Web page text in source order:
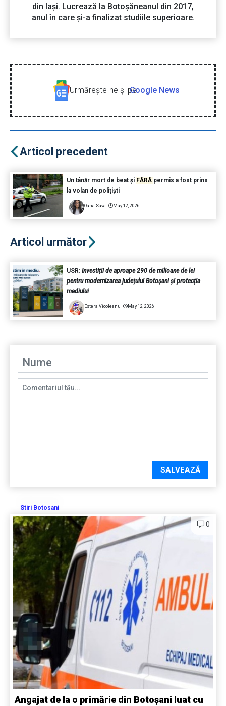
din Iași. Lucrează la Botoșăneanul din 2017,
anul în care și-a finalizat studiile superioare.
Urmăreşte-ne şi peGoogle News
Articol precedent
Un tânăr mort de beat și FĂRĂ permis a fost prins
la volan de polițiști
Oana Sava May 12, 2026
Articol următor
USR: Investiții de aproape 290 de milioane de lei
pentru modernizarea județului Botoșani și protecția
mediului
Estera Vicoleanu May 12, 2026
SALVEAZĂ
Stiri Botosani
0
Angajat de la o primărie din Botoșani luat cu